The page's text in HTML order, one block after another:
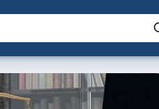
com a IA Buscar no Jus